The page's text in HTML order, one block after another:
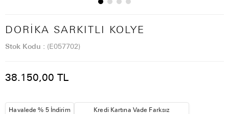
DORIKA SARKITLI KOLYE
Stok Kodu (E057702)
38.150,00 TL
Havalede % 5 İndirim Kredi Kartına Vade Farksız